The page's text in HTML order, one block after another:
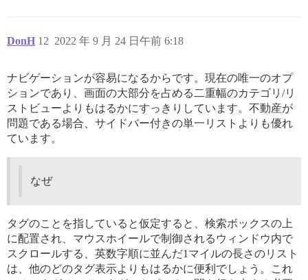
DonH 2022 年 9 月 24 日午前 6:18
12
ナビゲーションが容易になるからです。現在の唯一のオプ
ションであり、画面の大部分を占める二重幅のカテゴリ/リ
ストビューよりもはるかにすっきりしています。不動産が
問題である場合、サイドバー付きの単一リストよりも優れ
ています。
なぜ
タグのことを指していると仮定すると、検索ボックスの上
に配置され、マウスホイールで制御されるウィンドウ内で
スクロールする、英数字順に並んだ1マイルの長さのリスト
は、他のどのタグ表示よりもはるかに便利でしょう。これ